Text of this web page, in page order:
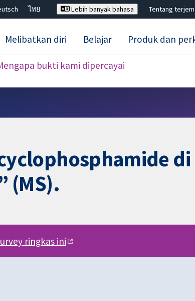
ไทย
Lebih banyak bahasa Tentang
bukti kami dipercayai
Melibatkan diri Belajar Produk dan
(MS).
ringkas ini